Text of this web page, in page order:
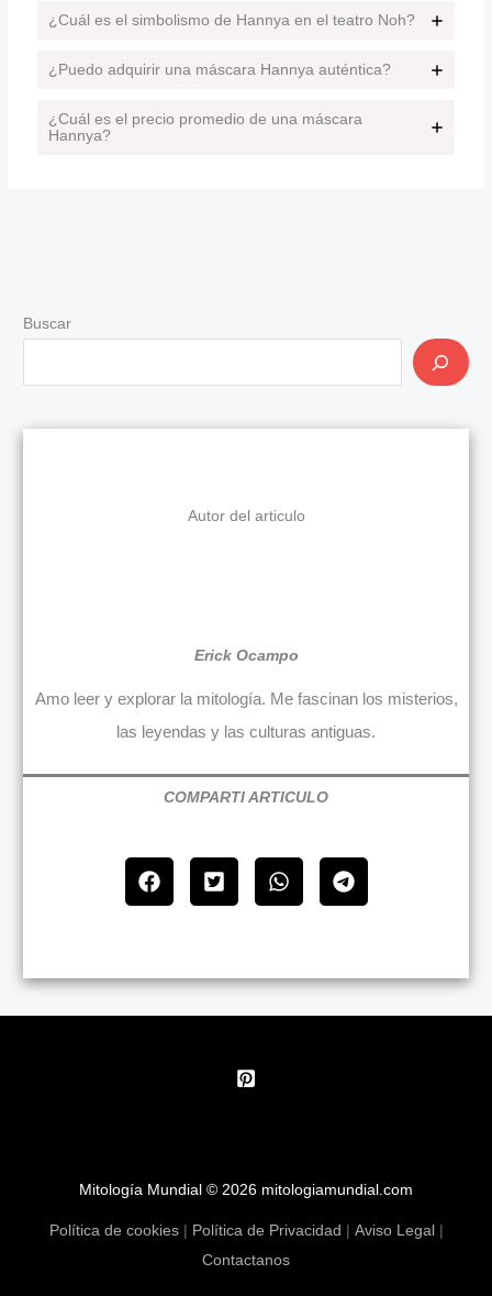
¿Cuál es el simbolismo de Hannya en el teatro Noh?
¿Puedo adquirir una máscara Hannya auténtica?
¿Cuál es el precio promedio de una máscara
Hannya?
Buscar
Autor del articulo
Erick Ocampo
Amo leer y explorar la mitología. Me fascinan los misterios,
las leyendas y las culturas antiguas.
COMPARTI ARTICULO
Mitología Mundial © 2026 mitologiamundial.com
Política de cookies| Política de Privacidad Aviso Legal
Contactanos